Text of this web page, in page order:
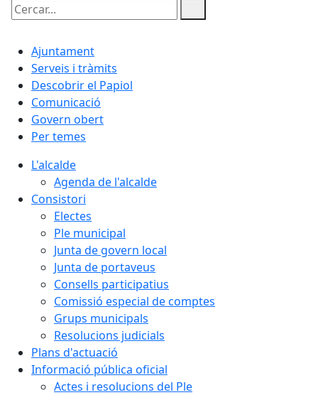
Cercar:
Ajuntament
Serveis i tràmits
Descobrir el Papiol
Comunicació
Govern obert
Per temes
L'alcalde
Agenda de l'alcalde
Consistori
Electes
Ple municipal
Junta de govern local
Junta de portaveus
Consells participatius
Comissió especial de comptes
Grups municipals
Resolucions judicials
Plans d'actuació
Informació pública oficial
Actes i resolucions del Ple